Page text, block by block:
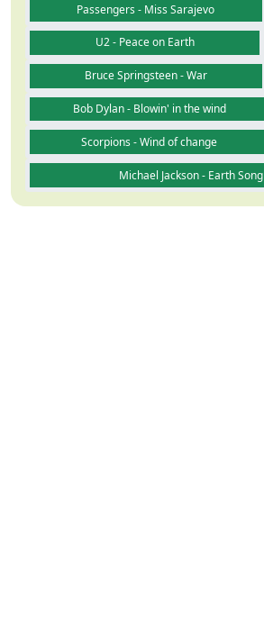
Passengers - Miss Sarajevo
U2 - Peace on Earth
Bruce Springsteen - War
Bob Dylan - Blowin' in the wind
Scorpions - Wind of change
Michael Jackson - Earth Song